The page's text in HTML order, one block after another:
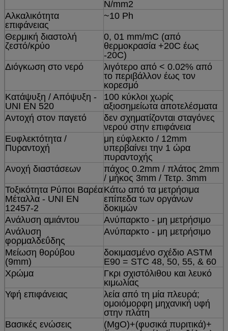
N/mm2
Αλκαλικότητα
επιφάνειας
~10 Ph
Θερμική διαστολή
ζεστό/κρύο
0, 01 mm/mC (από
θερμοκρασία +20C έως
-20C)
Διόγκωση στο νερό
λιγότερο από < 0.02% από
το περιβάλλον έως τον
κορεσμό
Κατάψυξη / Απόψυξη -
UNI EN 520
100 κύκλοι χωρίς
αξιοσημείωτα αποτελέσματα
Αντοχή στον παγετό
δεν σχηματίζονται σταγόνες
νερού στην επιφάνεια
Ευφλεκτότητα /
Πυραντοχή
μη εύφλεκτο / 12mm
υπερβαίνει την 1 ώρα
πυραντοχής
Ανοχή διαστάσεων
πάχος 0.2mm / πλάτος 2mm
/ μήκος 3mm / Τετρ. 3mm
Τοξικότητα Ρύποι Βαρέα
Μέταλλα - UNI EN
12457-2
Κάτω από τα μετρήσιμα
επίπεδα των οργάνων
δοκιμών
Ανάλυση αμιάντου
Ανύπαρκτο - μη μετρήσιμο
Ανάλυση
φορμαλδεΰδης
Ανύπαρκτο - μη μετρήσιμο
Μείωση θορύβου
(9mm)
δοκιμασμένο σχέδιο ASTM
E90 = STC 48, 50, 55, & 60
Χρώμα
Γκρι σχιστόλιθου και λευκό
κιμωλίας
Υφή επιφάνειας
λεία από τη μία πλευρά;
ομοιόμορφη μηχανική υφή
στην πλάτη
Βασικές ενώσεις
(MgO)+(φυσικά πυριτικά)+